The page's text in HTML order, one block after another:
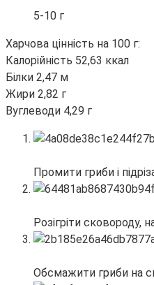
5-10 г
Харчова цінність на 100 г:
Калорійність 52,63 ккал
Білки 2,47 м
Жири 2,82 г
Вуглеводи 4,29 г
Промити гриби і
Розігріти сковороду,
Обсмажити гриби на